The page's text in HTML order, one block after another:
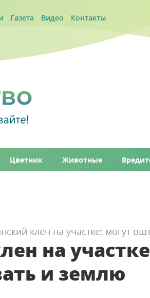
Газета Видео Контакты
Цветник Животные
клен на участке: могут
на
и землю